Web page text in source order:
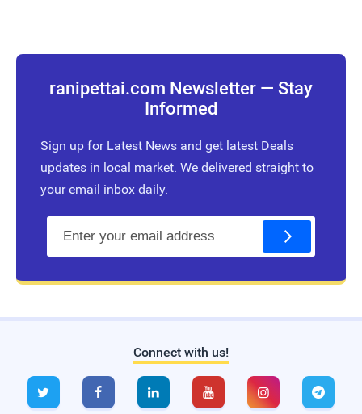
ranipettai.com Newsletter — Stay
Informed
Sign up for Latest News and get latest Deals
updates in local market. We delivered straight to
your email inbox daily.
l
Live Traffic Feed
A visitor from Singapore
viewed
அரக்கோணம்: `ரூட் தல’ பிரச்னையில்…
33 mins ago
Connect with us!
     